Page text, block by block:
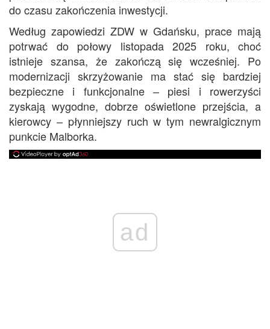
do czasu zakończenia inwestycji.
Według zapowiedzi ZDW w Gdańsku, prace mają
potrwać do połowy listopada 2025 roku, choć
istnieje szansa, że zakończą się wcześniej. Po
modernizacji skrzyżowanie ma stać się bardziej
bezpieczne i funkcjonalne – piesi i rowerzyści
zyskają wygodne, dobrze oświetlone przejścia, a
kierowcy – płynniejszy ruch w tym newralgicznym
punkcie Malborka.
ad